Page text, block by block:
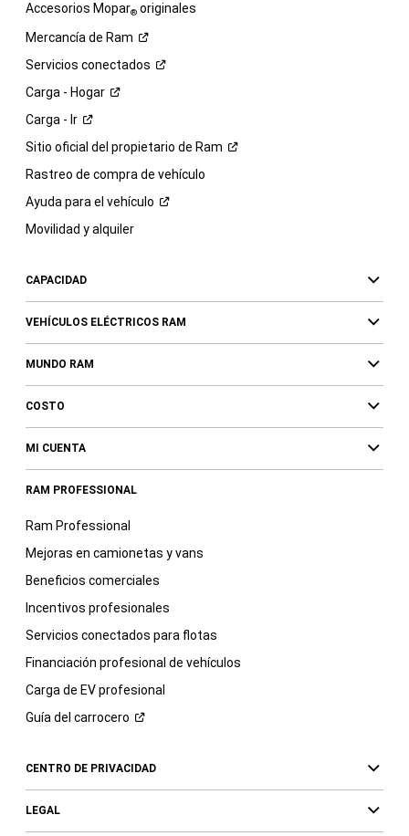
Accesorios Mopar®originales
Mercancía de Ram
Servicios conectados
Carga - Hogar
Carga - Ir
Sitio oficial del propietario de Ram
Rastreo de compra de vehículo
Ayuda para el vehículo
Movilidad y alquiler
CAPACIDAD
VEHÍCULOS ELÉCTRICOS RAM
MUNDO RAM
COSTO
MI CUENTA
RAM PROFESSIONAL
Ram Professional
Mejoras en camionetas y vans
Beneficios comerciales
Incentivos profesionales
Servicios conectados para flotas
Financiación profesional de vehículos
Carga de EV profesional
Guía del carrocero
CENTRO DE PRIVACIDAD
LEGAL